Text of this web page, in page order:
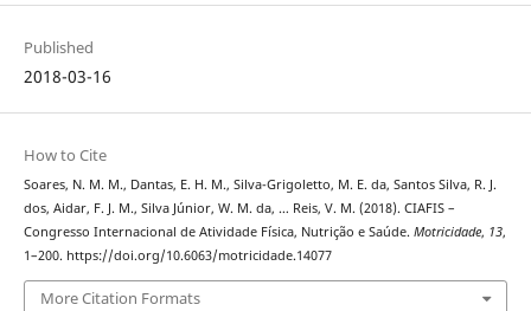
Published
2018-03-16
How to Cite
Soares, N. M. M., Dantas, E. H. M., Silva-Grigoletto, M. E. da, Santos Silva, R. J.
dos, Aidar, F. J. M., Silva Júnior, W. M. da, … Reis, V. M. (2018). CIAFIS –
Congresso Internacional de Atividade Física, Nutrição e Saúde. Motricidade, 13,
1–200. https://doi.org/10.6063/motricidade.14077
More Citation Formats